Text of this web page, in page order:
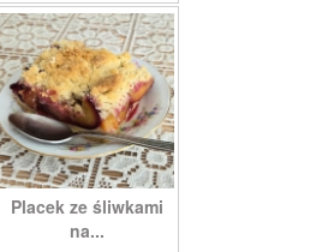
Placek ze śliwkami
na...